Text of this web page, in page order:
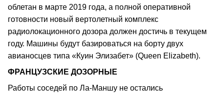
облетан в марте 2019 года, а полной оперативной
готовности новый вертолетный комплекс
радиолокационного дозора должен достичь в текущем
году. Машины будут базироваться на борту двух
авианосцев типа «Куин Элизабет» (Queen Elizabeth).
ФРАНЦУЗСКИЕ ДОЗОРНЫЕ
Работы соседей по Ла-Маншу не остались